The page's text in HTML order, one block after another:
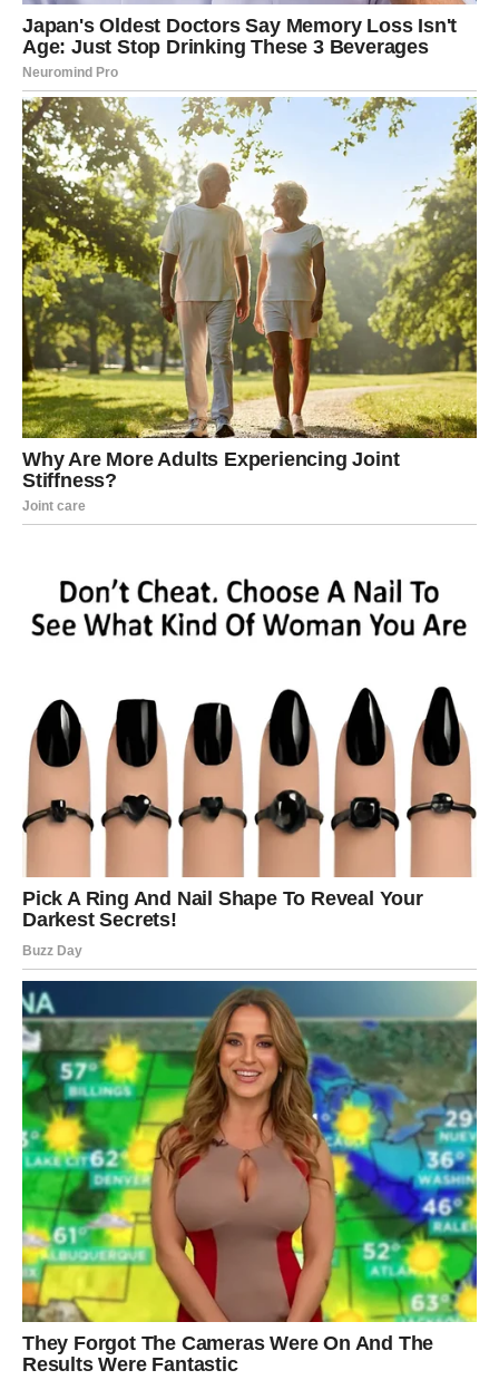
JEDNA OSOBA DONOSI VAM
VELIKU SREĆU
Zvijezde pokazuju da bi jedna osoba uskoro mogla imati
veoma važnu ulogu u vašem životu.
Moguće je da će vam upravo ta osoba pomoći da
ostvarite nešto o čemu dugo razmišljate.
Nemojte ignorisati ljude koji vam iskreno žele dobro.
Ponekad upravo neočekivani susreti donose najveće
promjene.
LJUBAV – KADA DOĐE MIR,
STIŽE I SREĆA
nego ranije.
Ako ste slobodni, moguće je poznanstvo sa osobom koja
sigurnosti.
Bikovi koji su zauzeti mogli bi konačno riješiti probleme
koji ih dugo opterećuju.
Mnogi će shvatiti koliko je važno imati nekoga ko ih
BIT ĆETE SRETNIJI NEGO IKADA
PRIJE
Sve kroz šta ste prošli nije bilo uzalud.
Svaka prepreka, svaki težak trenutak i svaka borba
pripremali su vas za ono što sada dolazi.
A ono što dolazi moglo bi vam donijeti mnogo više novca,
sreće i mira nego što trenutno možete zamisliti.
Zvijezde vam konačno donose priliku da živite mnogo
ljepše i mirnije.
Zato vjerujte sebi i ne odustajte sada kada ste tako blizu